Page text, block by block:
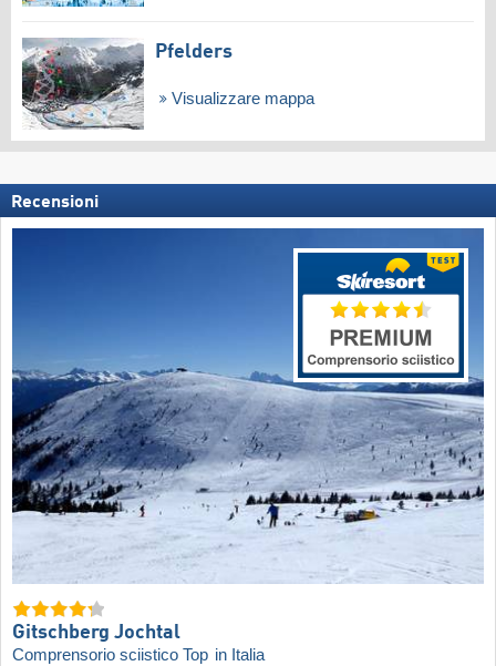
Pfelders
Visualizzare mappa
Recensioni
Gitschberg Jochtal
Comprensorio sciistico Top in Italia